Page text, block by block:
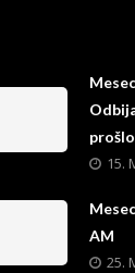
15.
AM
25.